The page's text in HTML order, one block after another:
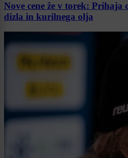
Nove cene že v torek: Prihaja
dizla in kurilnega olja